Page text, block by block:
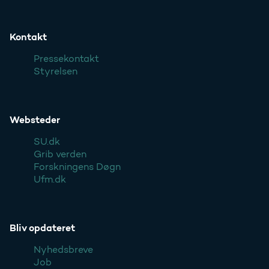
Kontakt
Pressekontakt
Styrelsen
Websteder
SU.dk
Grib verden
Forskningens Døgn
Ufm.dk
Bliv opdateret
Nyhedsbreve
Job